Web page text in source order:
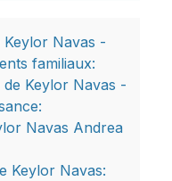
Navas -
familiaux:
Keylor Navas -
Navas Andrea
Keylor Navas: